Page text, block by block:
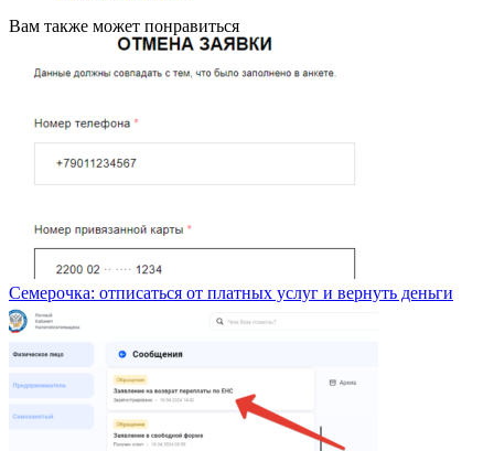
Вам также может понравиться
Семерочка: отписаться от платных услуг и вернуть деньги